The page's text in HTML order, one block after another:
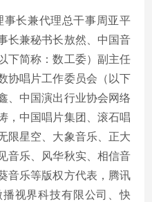
长兼代理总干事周亚平
长兼秘书长敖然、 中国音
下简称：数工委）副主任
协唱片工作委员会（以下
、中国演出行业协会网络
，中国唱片集团、滚石唱
限星空、大象音乐、正大
音乐、风华秋实、相信音
音乐等版权方代表，腾讯
视界科技有限公司、快